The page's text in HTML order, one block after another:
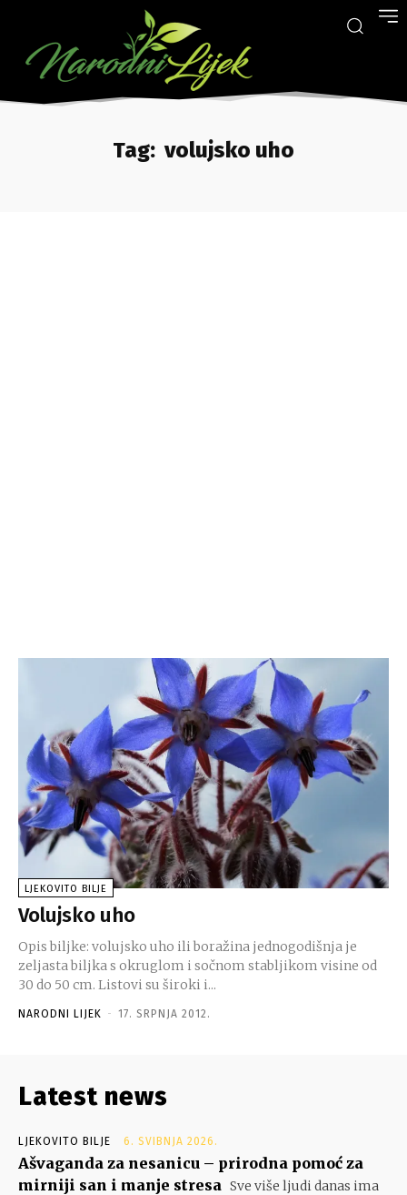
Tag: volujsko uho
LJEKOVITO BILJE
Volujsko uho
Opis biljke: volujsko uho ili boražina jednogodišnja je
zeljasta biljka s okruglom i sočnom stabljikom visine od
30 do 50 cm. Listovi su široki i...
NARODNI LIJEK - 17. SRPNJA 2012.
Latest news
LJEKOVITO BILJE 6. SVIBNJA 2026.
Ašvaganda za nesanicu – prirodna pomoć za
mirniji san i manje stresa Sve više ljudi danas ima